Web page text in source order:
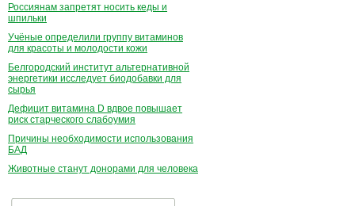
Россиянам запретят носить кеды и
шпильки
Учёные определили группу витаминов
для красоты и молодости кожи
Белгородский институт альтернативной
энергетики исследует биодобавки для
сырья
Дефицит витамина D вдвое повышает
риск старческого слабоумия
Причины необходимости использования
БАД
Животные станут донорами для человека